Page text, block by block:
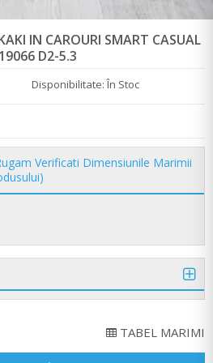
IN CAROURI SMART CASUAL
D2-5.3
Disponibilitate: În Stoc
Verificati Dimensiunile Marimii
TABEL MARIMI